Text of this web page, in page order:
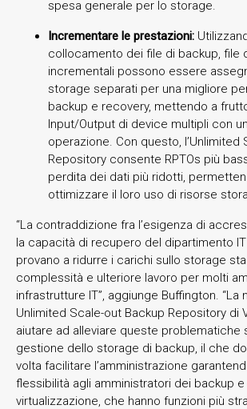
spesa generale per lo storage.
Incrementare le prestazioni:
collocamento dei file di backup, file
incrementali possono essere
storage separati per una migliore
backup e recovery, mettendo a
Input/Output di device multipli con
operazione. Con questo, l’Unlimited
Repository consente RPTOs più
perdita dei dati più ridotti,
ottimizzare il loro uso di risorse
“La contraddizione fra l’esigenza di
la capacità di recupero del dipartimento
provano a ridurre i carichi sullo storage
complessità e ulteriore lavoro per molti
infrastrutture IT”, aggiunge Buffington. “La
Unlimited Scale-out Backup Repository di
aiutare ad alleviare queste problematiche
gestione dello storage di backup, il che
volta facilitare l’amministrazione
flessibilità agli amministratori dei backup e
virtualizzazione, che hanno funzioni più